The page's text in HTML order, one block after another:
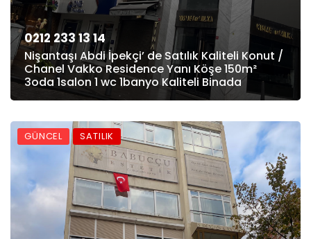
0212 233 13 14
Nişantaşı Abdi İpekçi’ de Satılık Kaliteli Konut /
Chanel Vakko Residence Yanı Köşe 150m²
3oda 1salon 1 wc 1banyo Kaliteli Binada
GÜNCEL SATILIK